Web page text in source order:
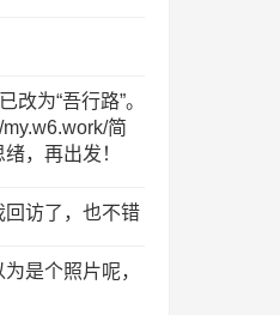
改为“吾行路”。
简
，再出发！
访了，也不错
是个照片呢，